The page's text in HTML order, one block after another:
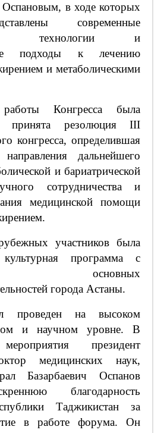
Оспановым, в ходе которых
современные
технологии и
подходы к лечению
и метаболическими
Конгресса была
принята резолюция III
конгресса, определившая
дальнейшего
и бариатрической
сотрудничества и
медицинской помощи
участников была
культурная программа с
основных
города Астаны.
проведен на высоком
и научном уровне. В
президент
медицинских наук,
Базарбаевич Оспанов
благодарность
Таджикистан за
в работе форума. Он